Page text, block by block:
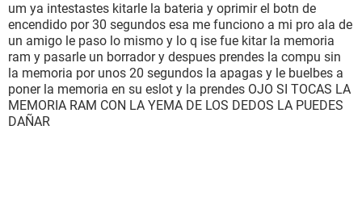
um ya intestastes kitarle la bateria y oprimir el botn de
encendido por 30 segundos esa me funciono a mi pro ala de
un amigo le paso lo mismo y lo q ise fue kitar la memoria
ram y pasarle un borrador y despues prendes la compu sin
la memoria por unos 20 segundos la apagas y le buelbes a
poner la memoria en su eslot y la prendes OJO SI TOCAS LA
MEMORIA RAM CON LA YEMA DE LOS DEDOS LA PUEDES
DAÑAR